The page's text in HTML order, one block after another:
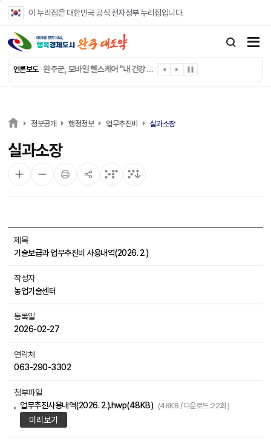
이 누리집은 대한민국 공식 전자정부 누리집입니다.
언론보도
완주군, ‘수의계약 총량제’ 개편 운영
완주군, 읍·면별 의료 환경 다각도 진단한다
완주군, 모바일 헬스케어 “내 건강 변화 직접 확인”
완주군 “여름휴가철 청소년 안전 지킨다”
㈜새눈, 완주군에 성금 1,000만 원 기탁
정보공개 행정정보 업무추진비 실과소장
실과소장
제목
기술보급과 업무추진비 사용내역(2026. 2.)
작성자
농업기술센터
등록일
2026-02-27
연락처
063-290-3302
첨부파일
업무추진사용내역(2026. 2.).hwp(48KB) (48KB / 다운로드:22회 )
미리보기